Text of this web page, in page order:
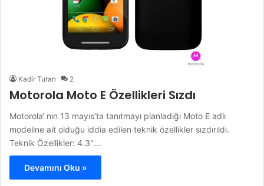
Kadir Turan 2
Motorola Moto E Özellikleri Sızdı
Motorola‘ nın 13 mayıs’ta tanıtmayı planladığı Moto E adlı
modeline ait olduğu iddia edilen teknik özellikler sızdırıldı.
Teknik Özellikler: 4.3″…
Devamını Oku »